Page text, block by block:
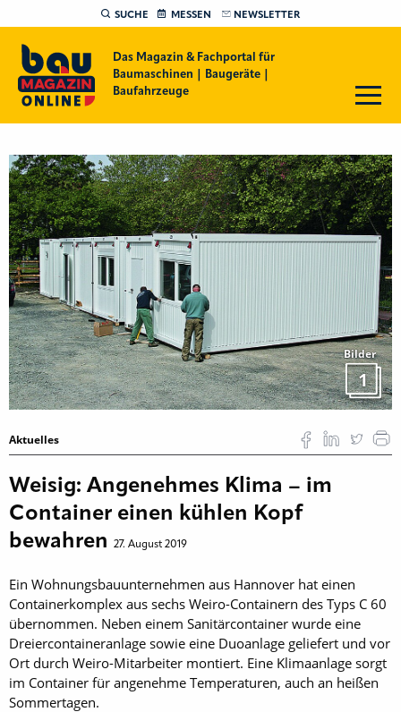
SUCHE MESSEN NEWSLETTER
Das Magazin & Fachportal für
Baumaschinen | Baugeräte |
Baufahrzeuge
Bilder
1
Aktuelles
Weisig: Angenehmes Klima – im
Container einen kühlen Kopf
bewahren
27. August 2019
Ein Wohnungsbauunternehmen aus Hannover hat einen
Containerkomplex aus sechs Weiro-Containern des Typs C 60
übernommen. Neben einem Sanitärcontainer wurde eine
Dreiercontaineranlage sowie eine Duoanlage geliefert und vor
Ort durch Weiro-Mitarbeiter montiert. Eine Klimaanlage sorgt
im Container für angenehme Temperaturen, auch an heißen
Sommertagen.